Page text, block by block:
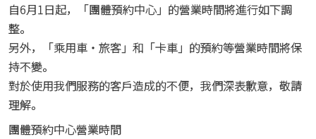
自6月1日起，「團體預約中心」的營業時間將進行如下調
整。
另外，「乘用車・旅客」和「卡車」的預約等營業時間將保
持不變。
對於使用我們服務的客戶造成的不便，我們深表歉意，敬請
理解。
團體預約中心營業時間